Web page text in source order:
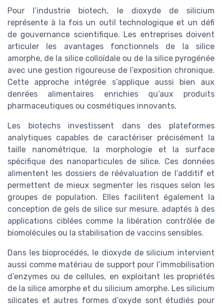
Pour l’industrie biotech, le dioxyde de silicium
représente à la fois un outil technologique et un défi
de gouvernance scientifique. Les entreprises doivent
articuler les avantages fonctionnels de la silice
amorphe, de la silice colloïdale ou de la silice pyrogénée
avec une gestion rigoureuse de l’exposition chronique.
Cette approche intégrée s’applique aussi bien aux
denrées alimentaires enrichies qu’aux produits
pharmaceutiques ou cosmétiques innovants.
Les biotechs investissent dans des plateformes
analytiques capables de caractériser précisément la
taille nanométrique, la morphologie et la surface
spécifique des nanoparticules de silice. Ces données
alimentent les dossiers de réévaluation de l’additif et
permettent de mieux segmenter les risques selon les
groupes de population. Elles facilitent également la
conception de gels de silice sur mesure, adaptés à des
applications ciblées comme la libération contrôlée de
biomolécules ou la stabilisation de vaccins sensibles.
Dans les bioprocédés, le dioxyde de silicium intervient
aussi comme matériau de support pour l’immobilisation
d’enzymes ou de cellules, en exploitant les propriétés
de la silice amorphe et du silicium amorphe. Les silicium
silicates et autres formes d’oxyde sont étudiés pour